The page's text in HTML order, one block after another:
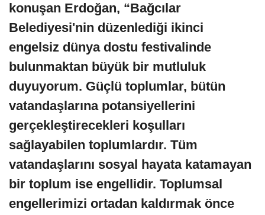
konuşan Erdoğan, “Bağcılar
Belediyesi'nin düzenlediği ikinci
engelsiz dünya dostu festivalinde
bulunmaktan büyük bir mutluluk
duyuyorum. Güçlü toplumlar, bütün
vatandaşlarına potansiyellerini
gerçekleştirecekleri koşulları
sağlayabilen toplumlardır. Tüm
vatandaşlarını sosyal hayata katamayan
bir toplum ise engellidir. Toplumsal
engellerimizi ortadan kaldırmak önce